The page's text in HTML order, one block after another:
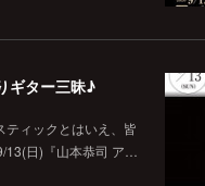
ギター三昧♪
ィックとはいえ、皆
13(日)『山本恭司 ア…